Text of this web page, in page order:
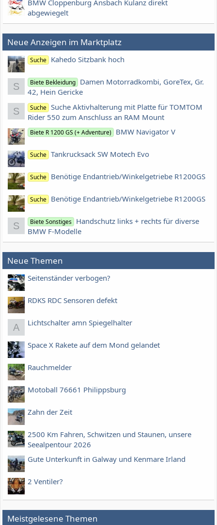
BMW Cloppenburg Ansbach Kulanz direkt
abgewiegelt
Neue Anzeigen im Marktplatz
Suche Kahedo Sitzbank hoch
S Biete Bekleidung Damen Motorradkombi, GoreTex, Gr.
42, Hein Gericke
S Suche Suche Aktivhalterung mit Platte für TOMTOM
Rider 550 zum Anschluss an RAM Mount
Biete R 1200 GS (+ Adventure) BMW Navigator V
Suche Tankrucksack SW Motech Evo
Suche Benötige Endantrieb/Winkelgetriebe R1200GS
Suche Benötige Endantrieb/Winkelgetriebe R1200GS
S Biete Sonstiges Handschutz links + rechts für diverse
BMW F-Modelle
Neue Themen
Seitenständer verbogen?
RDKS RDC Sensoren defekt
A Lichtschalter amn Spiegelhalter
Space X Rakete auf dem Mond gelandet
Rauchmelder
Motoball 76661 Philippsburg
Zahn der Zeit
2500 Km Fahren, Schwitzen und Staunen, unsere
Seealpentour 2026
Gute Unterkunft in Galway und Kenmare Irland
2 Ventiler?
Meistgelesene Themen